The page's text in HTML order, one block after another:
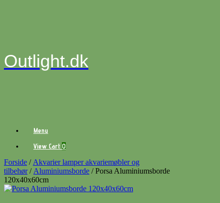
Outlight.dk
Menu
View
cart
View Cart 0
Forside / Akvarier lamper akvariemøbler og
tilbehør/ Aluminiumsborde / Porsa Aluminiumsborde
120x40x60cm